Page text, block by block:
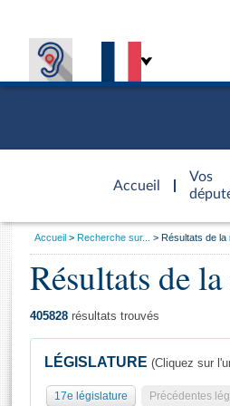
Accueil
d'accueil
Vos
Général
Vous
Accueil Recherche sur... Résultats de la
Résultats de
405828 résultats trouvés
LÉGISLATURE (Cliquez sur
17e législature Précédentes